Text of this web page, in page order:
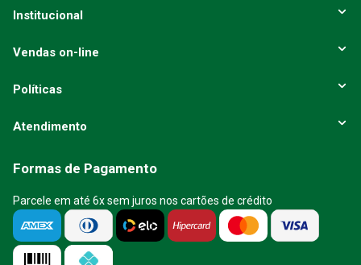
Institucional
Vendas on-line
Políticas
Atendimento
Formas de Pagamento
Parcele em até 6x sem juros nos cartões de crédito